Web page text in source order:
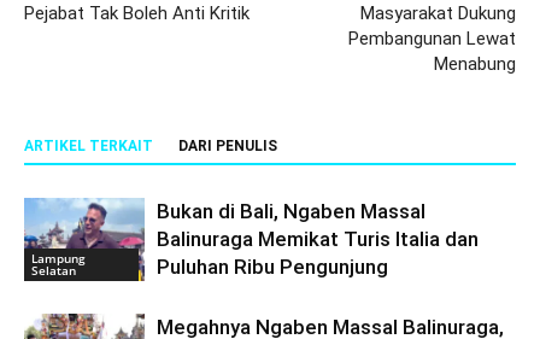
Pejabat Tak Boleh Anti Kritik
Masyarakat Dukung
Pembangunan Lewat
Menabung
ARTIKEL TERKAIT DARI PENULIS
Lampung
Selatan
Bukan di Bali, Ngaben Massal
Balinuraga Memikat Turis Italia dan
Puluhan Ribu Pengunjung
Megahnya Ngaben Massal Balinuraga,